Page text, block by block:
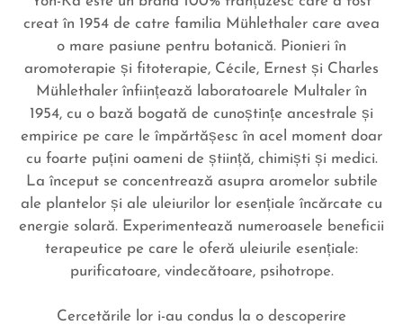
creat în 1954 de catre familia Mühlethaler care avea
o mare pasiune pentru botanică. Pionieri în
aromoterapie și fitoterapie, Cécile, Ernest și Charles
Mühlethaler înființează laboratoarele Multaler în
1954, cu o bază bogată de cunoștințe ancestrale și
empirice pe care le împărtășesc în acel moment doar
cu foarte puțini oameni de știință, chimiști și medici.
La început se concentrează asupra aromelor subtile
ale plantelor și ale uleiurilor lor esențiale încărcate cu
energie solară. Experimentează numeroasele beneficii
terapeutice pe care le oferă uleiurile esențiale:
purificatoare, vindecătoare, psihotrope.
Cercetările lor i-au condus la o descoperire